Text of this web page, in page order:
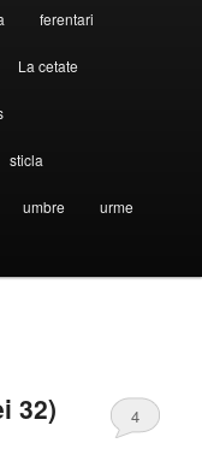
ferentari
La cetate
sticla
umbre urme
32) 4